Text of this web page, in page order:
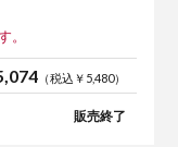
。
（税込￥5,480）
販売終了